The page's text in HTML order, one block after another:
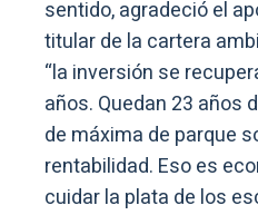
sentido, agradeció el
titular de la cartera
“la inversión se
años. Quedan 23 años
de máxima de parque
rentabilidad. Eso es
cuidar la plata de los